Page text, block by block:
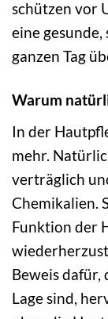
schützen vor
eine
ganzen Tag
Warum
In der
mehr.
verträglich
Chemikalien.
Funktion der
Beweis
Lage sind,